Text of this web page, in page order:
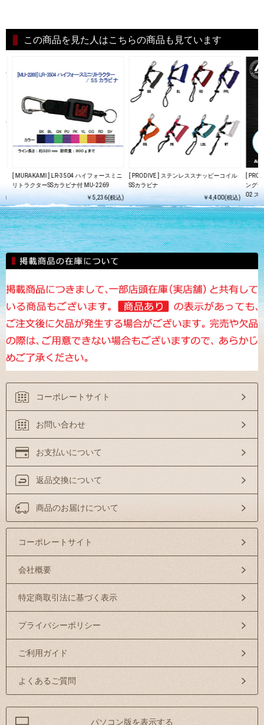
この商品を見た人はこちらの商品も見ています
)
[ MURAKAMI ] LR-3504 ハイフォースミニ
リトラクターSSカラビナ付 MU-2269
￥5,236(税込)
[ PRODIVE ] ステンレススナッピーコイル
SSカラビナ
￥4,400(税込)
[
ング
02 ス
コーポレートサイト
お問い合わせ
お支払いについて
返品交換について
商品のお届けについて
コーポレートサイト
会社概要
特定商取引法に基づく表示
プライバシーポリシー
ご利用ガイド
よくあるご質問
パソコン版を表示する